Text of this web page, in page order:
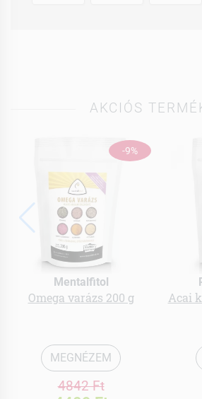
AKCIÓS
-9%
Mentalfitol
Omega varázs 200 g
MEGNÉZEM
4842 Ft
Acai